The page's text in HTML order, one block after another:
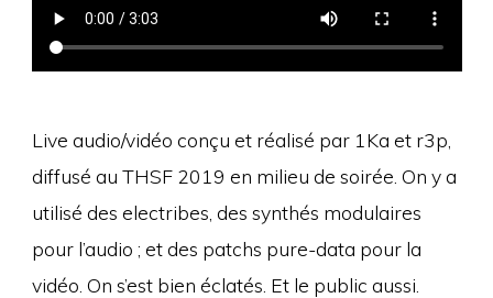
Live audio/vidéo conçu et réalisé par 1Ka et r3p,
diffusé au THSF 2019 en milieu de soirée. On y a
utilisé des electribes, des synthés modulaires
pour l’audio ; et des patchs pure-data pour la
vidéo. On s’est bien éclatés. Et le public aussi.